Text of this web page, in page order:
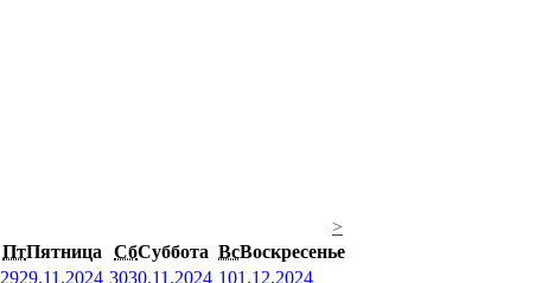
>
ПтПятница СбСуббота ВсВоскресенье
2929.11.2024 3030.11.2024 101.12.2024